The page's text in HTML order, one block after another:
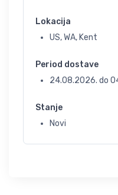
Lokacija
US, WA, Kent
Period dostave
24.08.2026. do
Stanje
Novi